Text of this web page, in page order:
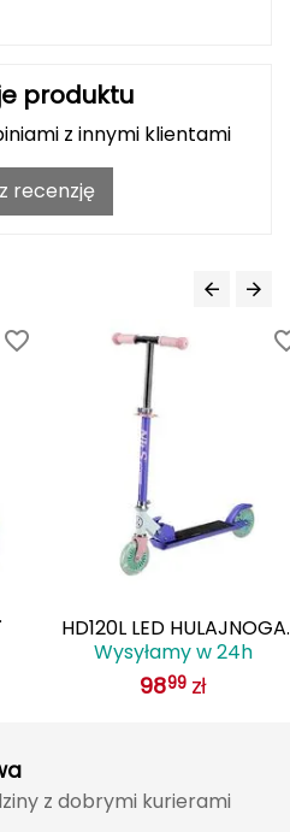
produktu
z innymi klientami
recenzję
HD120L LED HULAJNOGA
DZIECIĘCA SKŁADANA
EXTREME fioletowa
Wysyłamy w 24h
9899 zł
z dobrymi kurierami